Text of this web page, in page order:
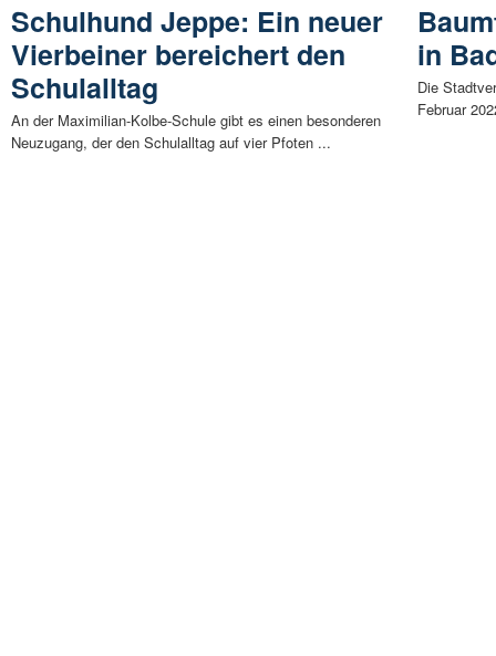
Schulhund Jeppe: Ein neuer
Vierbeiner bereichert den
Schulalltag
An der Maximilian-Kolbe-Schule gibt es einen besonderen
Neuzugang, der den Schulalltag auf vier Pfoten ...
in
Die
Februar